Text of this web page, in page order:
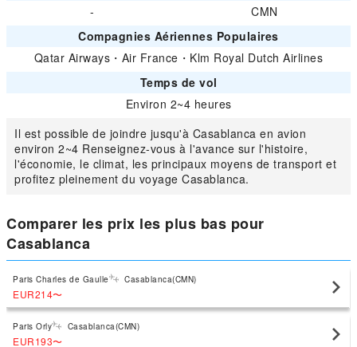
-
CMN
Compagnies Aériennes Populaires
Qatar Airways ・ Air France ・ Klm Royal Dutch Airlines
Temps de vol
Environ 2~4 heures
Il est possible de joindre jusqu'à Casablanca en avion
environ 2~4 Renseignez-vous à l'avance sur l'histoire,
l'économie, le climat, les principaux moyens de transport et
profitez pleinement du voyage Casablanca.
Comparer les prix les plus bas pour
Casablanca
Paris Charles de Gaulle Casablanca(CMN)
EUR214〜
Paris Orly Casablanca(CMN)
EUR193〜